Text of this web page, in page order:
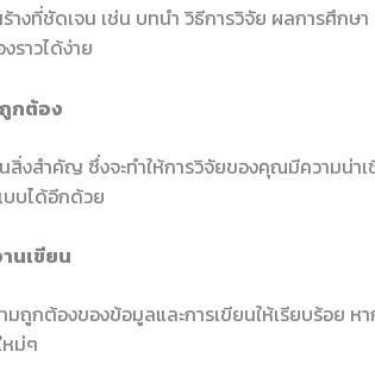
างที่ชัดเจน เช่น บทนำ วิธีการวิจัย ผลการศึกษ
ราวได้ง่าย
กต้อง
สิ่งสำคัญ ซึ่งจะทำให้การวิจัยของคุณมีความน่า
บได้อีกด้วย
นเขียน
ถูกต้องของข้อมูลและการเขียนให้เรียบร้อย ห
หม่ๆ